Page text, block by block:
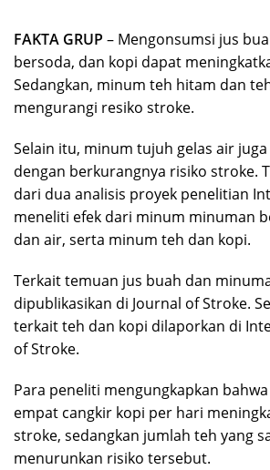
FAKTA GRUP – Mengonsumsi jus
bersoda, dan kopi dapat
Sedangkan, minum teh hitam dan
mengurangi resiko stroke.
Selain itu, minum tujuh gelas air
dengan berkurangnya risiko stroke.
dari dua analisis proyek penelitian
meneliti efek dari minum minuman
dan air, serta minum teh dan kopi.
Terkait temuan jus buah dan
dipublikasikan di Journal of Stroke.
terkait teh dan kopi dilaporkan di
of Stroke.
Para peneliti mengungkapkan
empat cangkir kopi per hari
stroke, sedangkan jumlah teh yang
menurunkan risiko tersebut.